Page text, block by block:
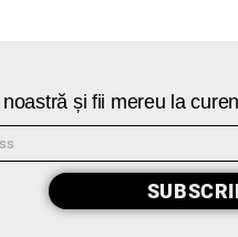
și fii mereu la